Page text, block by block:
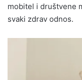
mobitel i društvene
svaki zdrav odnos.